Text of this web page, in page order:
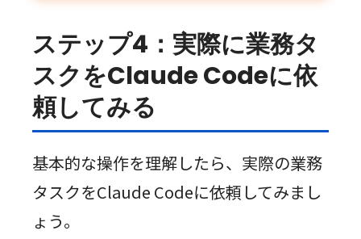
ステップ4：実際に業務タ
スクをClaude Codeに依
頼してみる
基本的な操作を理解したら、実際の業務
タスクをClaude Codeに依頼してみまし
ょう。